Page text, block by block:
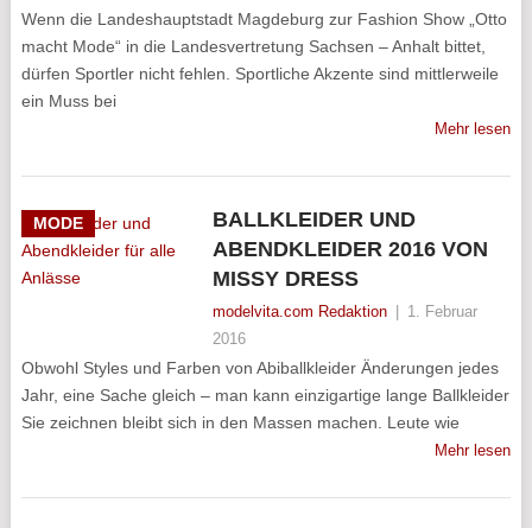
Wenn die Landeshauptstadt Magdeburg zur Fashion Show „Otto
macht Mode“ in die Landesvertretung Sachsen – Anhalt bittet,
dürfen Sportler nicht fehlen. Sportliche Akzente sind mittlerweile
ein Muss bei
Mehr lesen
MODE
BALLKLEIDER UND
ABENDKLEIDER 2016 VON
MISSY DRESS
modelvita.com Redaktion
1. Februar
2016
Obwohl Styles und Farben von Abiballkleider Änderungen jedes
Jahr, eine Sache gleich – man kann einzigartige lange Ballkleider
Sie zeichnen bleibt sich in den Massen machen. Leute wie
Mehr lesen